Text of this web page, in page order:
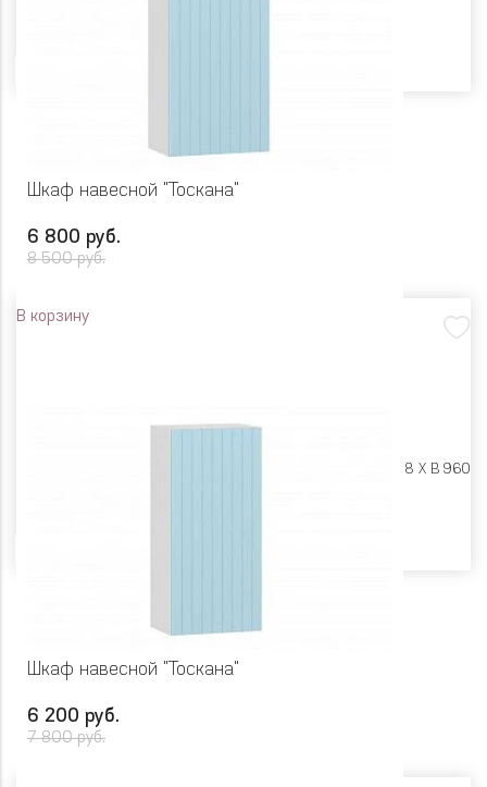
Шкаф навесной "Тоскана"
6 800 руб.
8 500 руб.
В корзину
Ш 500 X Г 318 X В 960
Шкаф навесной "Тоскана"
6 200 руб.
7 800 руб.